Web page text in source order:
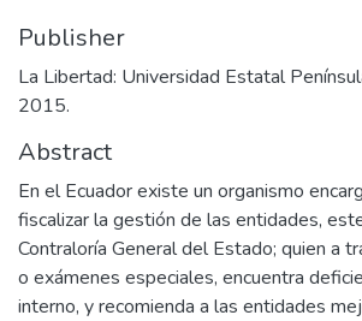
Publisher
La Libertad: Universidad Estatal
2015.
Abstract
En el Ecuador existe un organismo
fiscalizar la gestión de las entidades,
Contraloría General del Estado; quien a
o exámenes especiales, encuentra
interno, y recomienda a las entidades